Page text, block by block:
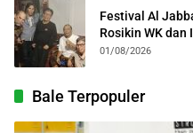
Festival Al
Rosikin WK dan
Kolosal
01/08/2026
Bale Terpopuler